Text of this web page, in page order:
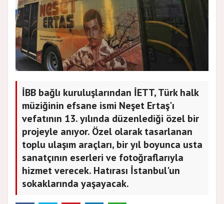
İBB bağlı kuruluşlarından İETT, Türk halk
müziğinin efsane ismi Neşet Ertaş'ı
vefatının 13. yılında düzenlediği özel bir
projeyle anıyor. Özel olarak tasarlanan
toplu ulaşım araçları, bir yıl boyunca usta
sanatçının eserleri ve fotoğraflarıyla
hizmet verecek. Hatırası İstanbul'un
sokaklarında yaşayacak.